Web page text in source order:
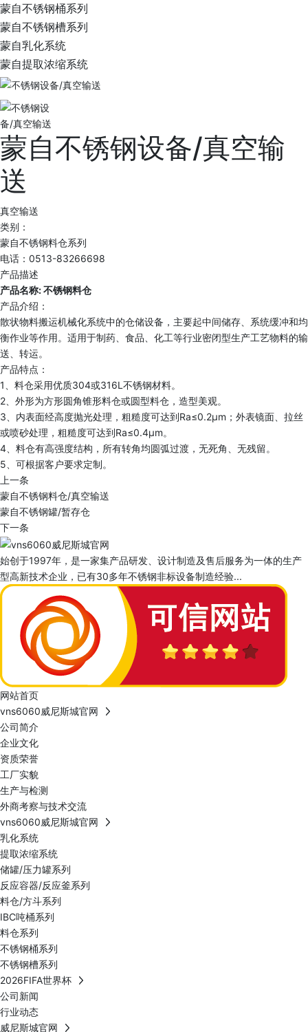
蒙自不锈钢桶系列
蒙自不锈钢槽系列
蒙自乳化系统
蒙自提取浓缩系统
蒙自不锈钢设备/真空输
送
真空输送
类别：
蒙自不锈钢料仓系列
电话：0513-83266698
产品描述
产品名称: 不锈钢料仓
产品介绍：
散状物料搬运机械化系统中的仓储设备，主要起中间储存、系统缓冲和均
衡作业等作用。适用于制药、食品、化工等行业密闭型生产工艺物料的输
送、转运。
产品特点：
1、料仓采用优质304或316L不锈钢材料。
2、外形为方形圆角锥形料仓或圆型料仓，造型美观。
3、内表面经高度抛光处理，粗糙度可达到Ra≤0.2μm；外表镜面、拉丝
或喷砂处理，粗糙度可达到Ra≤0.4μm。
4、料仓有高强度结构，所有转角均圆弧过渡，无死角、无残留。
5、可根据客户要求定制。
上一条
蒙自不锈钢料仓/真空输送
蒙自不锈钢罐/暂存仓
下一条
始创于1997年，是一家集产品研发、设计制造及售后服务为一体的生产
型高新技术企业，已有30多年不锈钢非标设备制造经验...
网站首页
vns6060威尼斯城官网
公司简介
企业文化
资质荣誉
工厂实貌
生产与检测
外商考察与技术交流
vns6060威尼斯城官网
乳化系统
提取浓缩系统
储罐/压力罐系列
反应容器/反应釜系列
料仓/方斗系列
IBC吨桶系列
料仓系列
不锈钢桶系列
不锈钢槽系列
2026FIFA世界杯
公司新闻
行业动态
威尼斯城官网